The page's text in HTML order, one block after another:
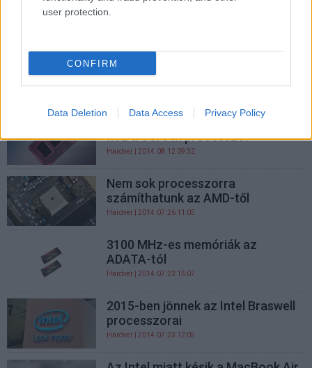
user protection.
CONFIRM
Data Deletion Data Access Privacy Policy
Hardver
Nagy bukás az Xbox One, jönnek a
szupervékony PC-k - A hét
legfontosabb hírei
Háromszor vékonyabb PC-ket
hoz a Core M processzor
Hardver | 2014.08.12 09:32
Nem sok processzorra
számíthatunk az AMD-től
Hardver | 2014.07.26 11:05
3100 MHz-es memóriák az
ADATA-tól
Hardver | 2014.07.23 15:07
2015-ben jönnek az Intel Braswell
processzorai
Hardver | 2014.07.23 12:05